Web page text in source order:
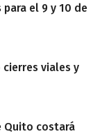
el 9 y 10 de
viales y
Quito costará